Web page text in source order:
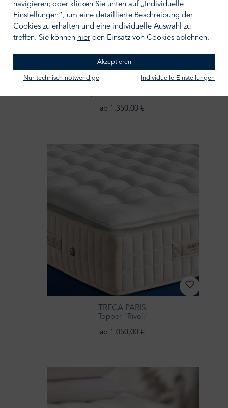
ab 1.350,00 €
TRECA PARIS
Topper "Rivoli"
ab 1.050,00 €
navigieren; oder klicken Sie unten auf „Individuelle
Einstellungen“, um eine detaillierte Beschreibung der
Cookies zu erhalten und eine individuelle Auswahl zu
treffen. Sie können hierden Einsatz von Cookies ablehnen.
Akzeptieren
Nur technisch notwendige Individuelle Einstellungen